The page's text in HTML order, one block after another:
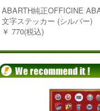
ABARTH純正OFFICINE
文字ステッカー (シルバー)
￥ 770(税込)